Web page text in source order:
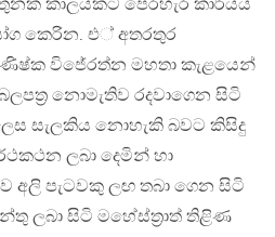
කාලයකට පෙරහැර කාර්යය
කෙරින. එ් අතරතුර
විජේරත්න මහතා කැළයෙන්
නොමැතිව රදවාගෙන සිටි
සැලකිය නොහැකි බවට කිසිදු
ලබා දෙමින් හා
පැටවකු ලඟ තබා ගෙන සිටි
ලබා සිටි මහේස්ත‍්‍රාත් තිළිණ